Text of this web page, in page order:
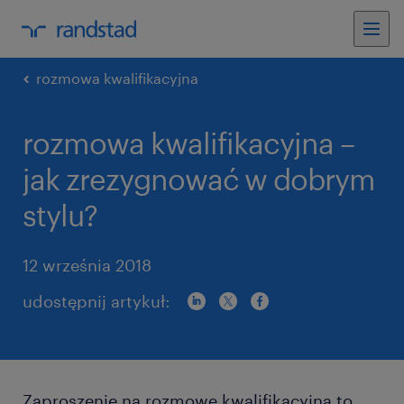
rozmowa kwalifikacyjna
rozmowa kwalifikacyjna –
jak zrezygnować w dobrym
stylu?
12 września 2018
udostępnij artykuł: